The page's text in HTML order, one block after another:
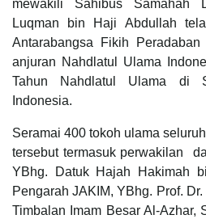
mewakili Sahibus Samahah
Luqman bin Haji Abdullah
Antarabangsa Fikih
anjuran Nahdlatul Ulama
Tahun Nahdlatul Ulama di
Indonesia.
Seramai 400 tokoh ulama
tersebut termasuk perwakilan
YBhg. Datuk Hajah Hakimah
Pengarah JAKIM, YBhg. Prof.
Timbalan Imam Besar Al-Azhar,